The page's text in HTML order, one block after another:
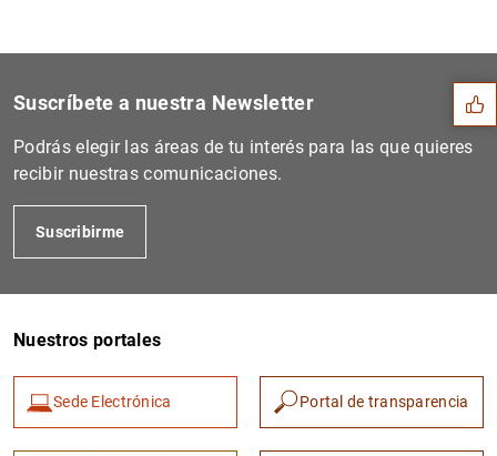
Sugerencias
1 2
Suscríbete a nuestra Newsletter
Podrás elegir las áreas de tu interés para las que quieres
recibir nuestras comunicaciones.
Suscribirme
Nuestros portales
Sede Electrónica Portal de transparencia